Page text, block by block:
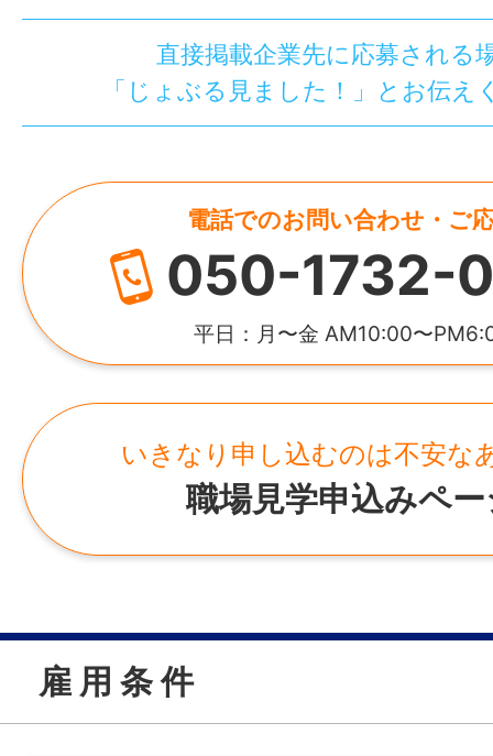
直接掲載企業先に応募される
「じょぶる見ました！」とお伝え
電話でのお問い合わせ・ご
050-1732-
平日：月〜金 AM10:00〜
いきなり申し込むのは不安な
職場見学申込みペ
雇 用 条 件